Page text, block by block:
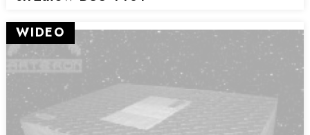
WIDEO